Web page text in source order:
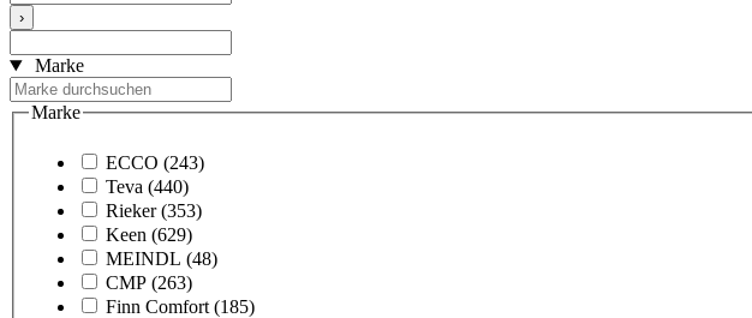
›
Marke
Marke
ECCO (243)
Teva (440)
Rieker (353)
Keen (629)
MEINDL (48)
CMP (263)
Finn Comfort (185)